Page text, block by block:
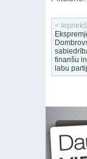
<
finanšu
labu